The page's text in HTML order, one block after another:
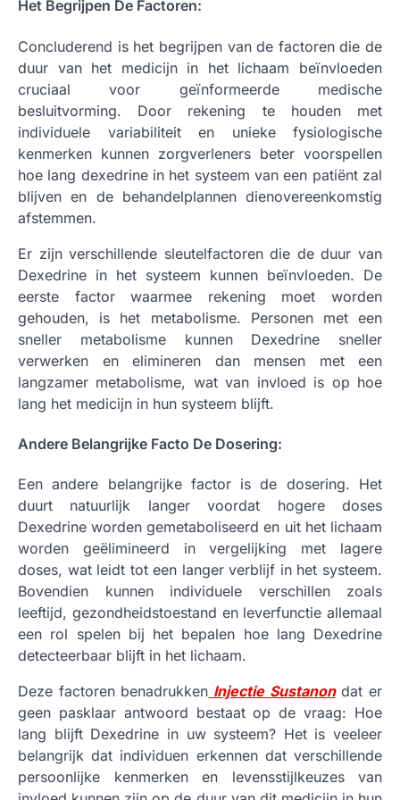
Het Begrijpen De Factoren:
Concluderend is het begrijpen van de factoren die de
duur van het medicijn in het lichaam beïnvloeden
cruciaal voor geïnformeerde medische
besluitvorming. Door rekening te houden met
individuele variabiliteit en unieke fysiologische
kenmerken kunnen zorgverleners beter voorspellen
hoe lang dexedrine in het systeem van een patiënt zal
blijven en de behandelplannen dienovereenkomstig
afstemmen.
Er zijn verschillende sleutelfactoren die de duur van
Dexedrine in het systeem kunnen beïnvloeden. De
eerste factor waarmee rekening moet worden
gehouden, is het metabolisme. Personen met een
sneller metabolisme kunnen Dexedrine sneller
verwerken en elimineren dan mensen met een
langzamer metabolisme, wat van invloed is op hoe
lang het medicijn in hun systeem blijft.
Andere Belangrijke Facto De Dosering:
Een andere belangrijke factor is de dosering. Het
duurt natuurlijk langer voordat hogere doses
Dexedrine worden gemetaboliseerd en uit het lichaam
worden geëlimineerd in vergelijking met lagere
doses, wat leidt tot een langer verblijf in het systeem.
Bovendien kunnen individuele verschillen zoals
leeftijd, gezondheidstoestand en leverfunctie allemaal
een rol spelen bij het bepalen hoe lang Dexedrine
detecteerbaar blijft in het lichaam.
Deze factoren benadrukken Injectie Sustanondat er
geen pasklaar antwoord bestaat op de vraag: Hoe
lang blijft Dexedrine in uw systeem? Het is veeleer
belangrijk dat individuen erkennen dat verschillende
persoonlijke kenmerken en levensstijlkeuzes van